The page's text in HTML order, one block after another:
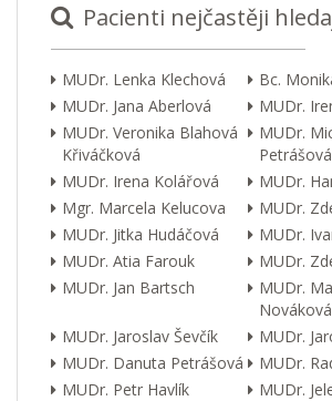
Pacienti nejčastěji
MUDr. Lenka Klechová
Bc.
MUDr. Jana Aberlová
MUDr.
MUDr. Veronika Blahová
Křiváčková
MUDr.
Petrášová
MUDr. Irena Kolářová
MUDr.
Mgr. Marcela Kelucova
MUDr.
MUDr. Jitka Hudáčová
MUDr.
MUDr. Atia Farouk
MUDr.
MUDr. Jan Bartsch
MUDr.
Nováková
MUDr. Jaroslav Ševčík
MUDr.
MUDr. Danuta Petrášová
MUDr.
MUDr. Petr Havlík
MUDr.